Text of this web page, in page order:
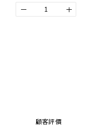
顧客評價